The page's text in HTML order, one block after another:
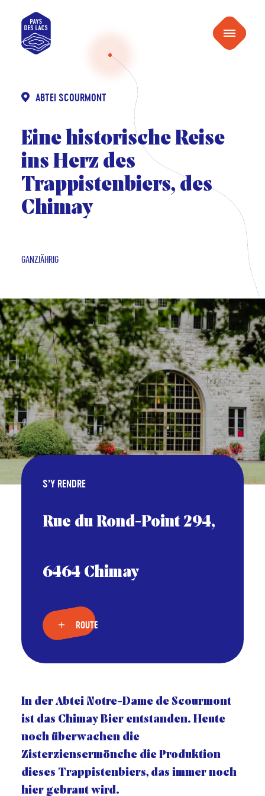
Pays
des
Menu
ABTEI SCOURMONT
Eine historische Reise
ins Herz des
Trappistenbiers, des
Chimay
GANZJÄHRIG
S’Y RENDRE
Rue du Rond-Point 294,
6464 Chimay
ROUTE
In der Abtei Notre-Dame de Scourmont
ist das Chimay Bier entstanden. Heute
noch überwachen die
Zisterziensermönche die Produktion
dieses Trappistenbiers, das immer noch
hier gebraut wird.